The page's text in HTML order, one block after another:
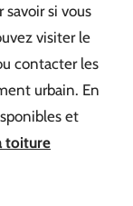
si vous
visiter le
contacter les
urbain. En
et
toiture